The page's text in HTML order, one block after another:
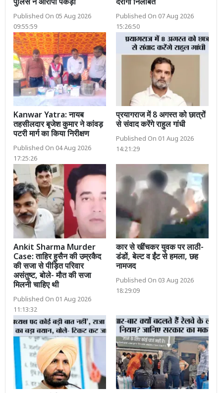
पुलिस ने आरोपी पकड़ा
Published On 05 Aug 2026
09:55:59
दरोगा निलंबित
Published On 07 Aug 2026
15:26:50
Kanwar Yatra: नायब
तहसीलदार बृजेश कुमार ने कांवड़
पटरी मार्ग का किया निरीक्षण
Published On 04 Aug 2026
17:25:26
प्रयागराज में 8 अगस्त को छात्रों
से संवाद करेंगे राहुल गांधी
Published On 01 Aug 2026
14:21:29
Ankit Sharma Murder
Case: ताहिर हुसैन की उम्रकैद
की सजा से पीड़ित परिवार
असंतुष्ट, बोले- मौत की सजा
मिलनी चाहिए थी
Published On 01 Aug 2026
11:13:32
कार से खींचकर युवक पर लाठी-
डंडों, बेल्ट व ईंट से हमला, छह
नामजद
Published On 03 Aug 2026
18:29:09